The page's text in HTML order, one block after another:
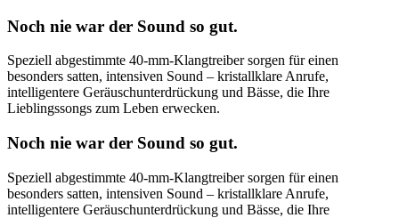
Noch nie war der Sound so gut.
Speziell abgestimmte 40-mm-Klangtreiber sorgen für einen
besonders satten, intensiven Sound – kristallklare Anrufe,
intelligentere Geräuschunterdrückung und Bässe, die Ihre
Lieblingssongs zum Leben erwecken.
Noch nie war der Sound so gut.
Speziell abgestimmte 40-mm-Klangtreiber sorgen für einen
besonders satten, intensiven Sound – kristallklare Anrufe,
intelligentere Geräuschunterdrückung und Bässe, die Ihre